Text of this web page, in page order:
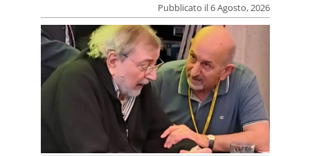
Pubblicato il 6 Agosto, 2026